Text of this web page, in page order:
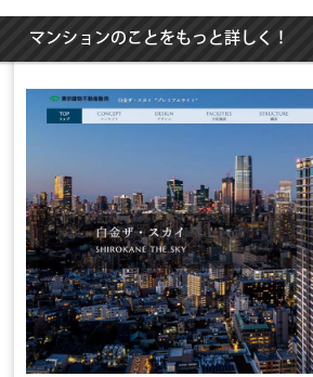
マンションのことをもっと詳しく！